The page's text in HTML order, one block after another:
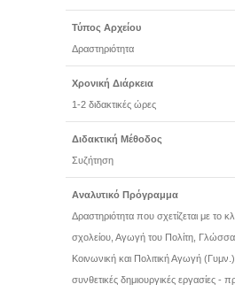
Τύπος Αρχείου
Δραστηριότητα
Χρονική Διάρκεια
1-2 διδακτικές ώρες
Διδακτική Μέθοδος
Συζήτηση
Αναλυτικό Πρόγραμμα
Δραστηριότητα που σχετίζεται με το
σχολείου, Αγωγή του Πολίτη,
Κοινωνική και Πολιτική Αγωγή
συνθετικές δημιουργικές εργασίες -